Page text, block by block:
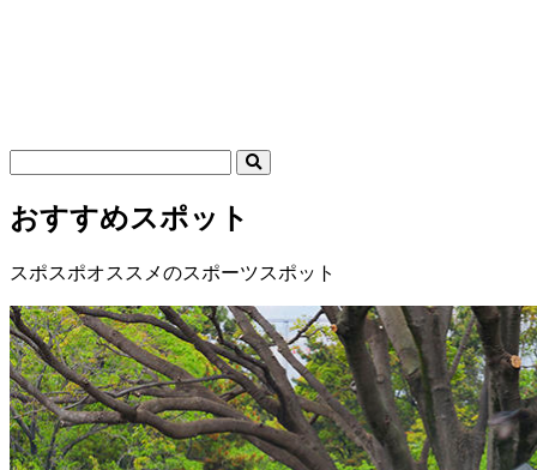
おすすめスポット
スポスポオススメのスポーツスポット